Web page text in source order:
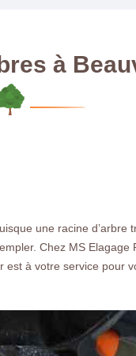
à
une racine
Chez MS
à votre service pour